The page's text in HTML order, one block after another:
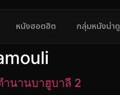
หนังฮอตฮิต กลุ่มหนังน่าดู
ำนานบาฮูบาลี 2